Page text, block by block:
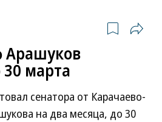
Арашуков
30 марта
сенатора от Карачаево-
на два месяца, до 30